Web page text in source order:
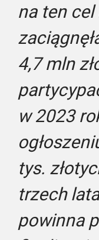
na ten cel
4,7 mln
w 2023
tys.
trzech
powinna